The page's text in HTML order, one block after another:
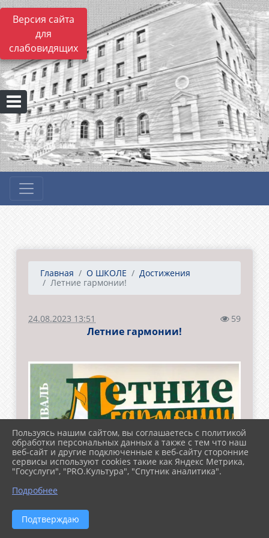
Версия сайта
для
слабовидящих
Главная О ШКОЛЕ
Достижения
Летние гармонии!
24.08.2023 13:51 59
Летние гармонии!
Пользуясь нашим сайтом, вы соглашаетесь с политикой
обработки персональных данных а также с тем что наш
веб-сайт и другие подключенные к веб-сайту сторонние
сервисы используют cookies такие как Яндекс Метрика,
"Госуслуги", "PRO.Культура", "Спутник аналитика".
Подробнее
Подтверждаю